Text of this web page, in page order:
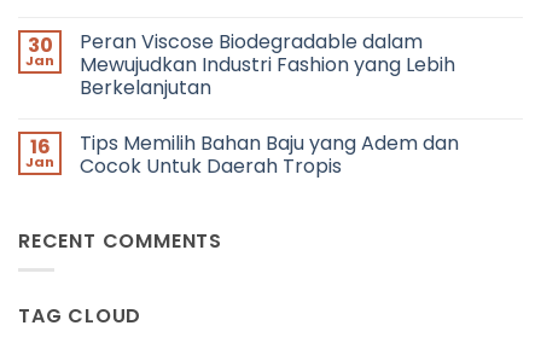
Berkolaborasi?
Year
2025:
JFH
Menyediakan
Mocha
Mousse
untuk
on
5
Pilihan
Karir
Fashion
Yang
Harus
30
Jan
Peran Viscose Biodegradable dalam
Mewujudkan Industri Fashion yang Lebih
Berkelanjutan
on
Peran
Viscose
Industri
Fashion
16
Jan
Tips Memilih Bahan Baju yang Adem dan
Cocok Untuk Daerah Tropis
Tips
Memilih
Adem
RECENT COMMENTS
TAG CLOUD